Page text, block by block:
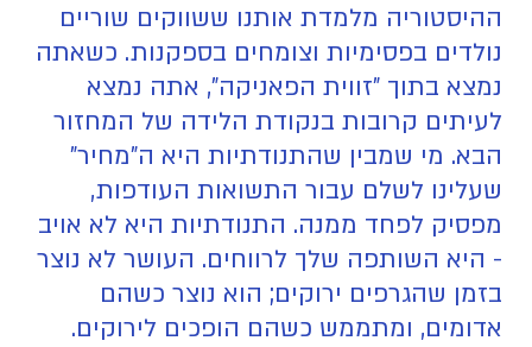
ההיסטוריה מלמדת אותנו ששווקים שוריים
נולדים בפסימיות וצומחים בספקנות. כשאתה
נמצא בתוך "זווית הפאניקה", אתה נמצא
לעיתים קרובות בנקודת הלידה של המחזור
הבא. מי שמבין שהתנודתיות היא ה"מחיר"
שעלינו לשלם עבור התשואות העודפות,
מפסיק לפחד ממנה. התנודתיות היא לא אויב
- היא השותפה שלך לרווחים. העושר לא נוצר
בזמן שהגרפים ירוקים; הוא נוצר כשהם
אדומים, ומתממש כשהם הופכים לירוקים.